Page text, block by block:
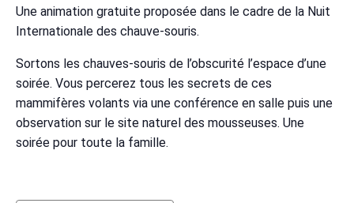
Une animation gratuite proposée dans le cadre de la Nuit
Internationale des chauve-souris.
Sortons les chauves-souris de l’obscurité l’espace d’une
soirée. Vous percerez tous les secrets de ces
mammifères volants via une conférence en salle puis une
observation sur le site naturel des mousseuses. Une
soirée pour toute la famille.